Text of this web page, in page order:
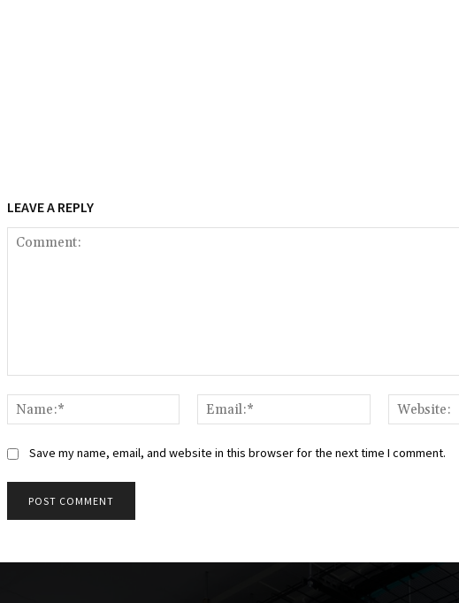
LEAVE A REPLY
Name:*
Email:*
Save my name, email, and website in this browser for the next time I comment.